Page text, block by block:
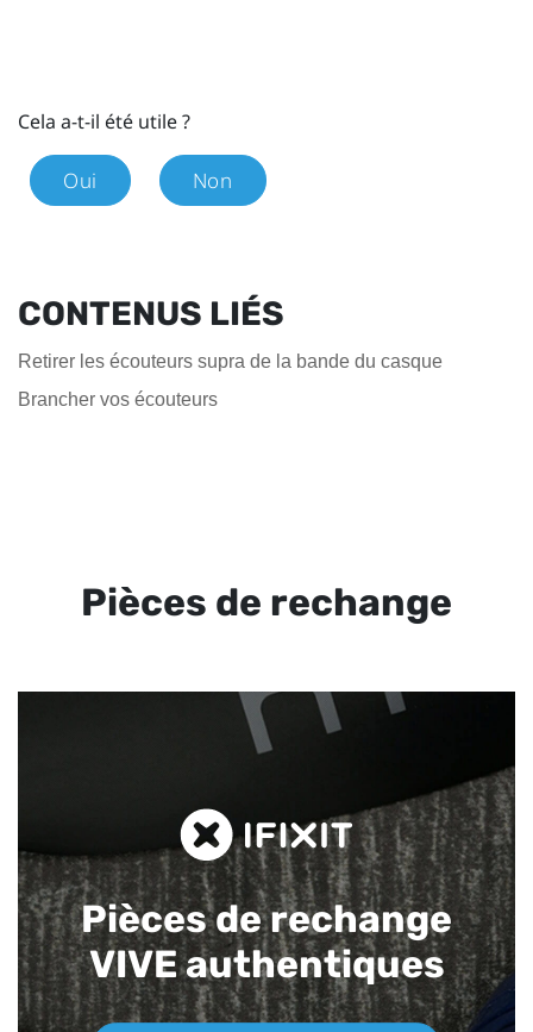
Cela a-t-il été utile ?
Oui Non
CONTENUS LIÉS
Retirer les écouteurs supra de la bande du casque
Brancher vos écouteurs
Pièces de rechange
Pièces de rechange
VIVE authentiques​